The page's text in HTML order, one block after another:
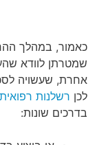
כאמור, במהלך
שמטרתן לוודא
אחרת, שעשויה
לכן רשלנות
בדרכים שונות: